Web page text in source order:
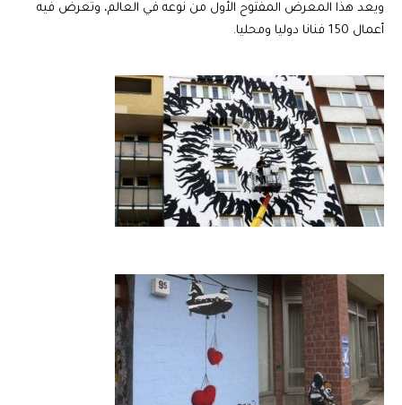
ويعد هذا المعرض المفتوح الأول من نوعه في العالم، وتعرض فيه
أعمال 150 فنانا دوليا ومحليا.